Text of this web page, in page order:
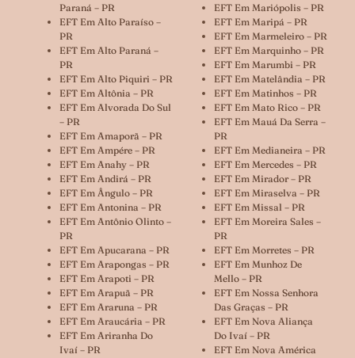
Paraná – PR
EFT Em Alto Paraíso –
PR
EFT Em Alto Paraná –
PR
EFT Em Alto Piquiri – PR
EFT Em Altônia – PR
EFT Em Alvorada Do Sul
– PR
EFT Em Amaporã – PR
EFT Em Ampére – PR
EFT Em Anahy – PR
EFT Em Andirá – PR
EFT Em Ângulo – PR
EFT Em Antonina – PR
EFT Em Antônio Olinto –
PR
EFT Em Apucarana – PR
EFT Em Arapongas – PR
EFT Em Arapoti – PR
EFT Em Arapuã – PR
EFT Em Araruna – PR
EFT Em Araucária – PR
EFT Em Ariranha Do
Ivaí – PR
EFT Em Mariópolis – PR
EFT Em Maripá – PR
EFT Em Marmeleiro – PR
EFT Em Marquinho – PR
EFT Em Marumbi – PR
EFT Em Matelândia – PR
EFT Em Matinhos – PR
EFT Em Mato Rico – PR
EFT Em Mauá Da Serra –
PR
EFT Em Medianeira – PR
EFT Em Mercedes – PR
EFT Em Mirador – PR
EFT Em Miraselva – PR
EFT Em Missal – PR
EFT Em Moreira Sales –
PR
EFT Em Morretes – PR
EFT Em Munhoz De
Mello – PR
EFT Em Nossa Senhora
Das Graças – PR
EFT Em Nova Aliança
Do Ivaí – PR
EFT Em Nova América